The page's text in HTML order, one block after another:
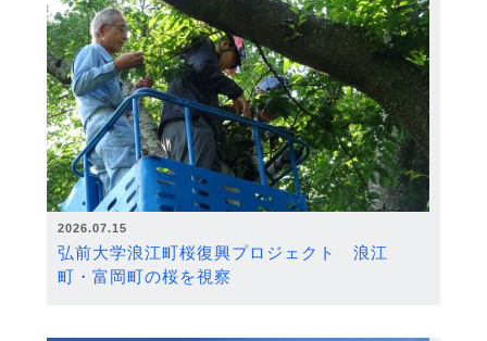
2026.07.15
弘前大学浪江町桜復興プロジェクト 浪江
町・富岡町の桜を視察